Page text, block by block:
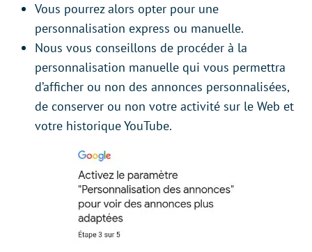
Vous pourrez alors opter pour une
personnalisation express ou manuelle.
Nous vous conseillons de procéder à la
personnalisation manuelle qui vous permettra
d’afficher ou non des annonces personnalisées,
de conserver ou non votre activité sur le Web et
votre historique YouTube.